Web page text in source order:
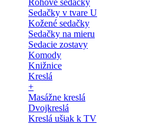
Rohové sedačky
Sedačky v tvare U
Kožené sedačky
Sedačky na mieru
Sedacie zostavy
Komody
Knižnice
Kreslá
+
Masážne kreslá
Dvojkreslá
Kreslá ušiak k TV